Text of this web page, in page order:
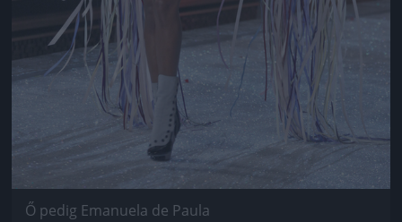
Ő pedig Emanuela de Paula